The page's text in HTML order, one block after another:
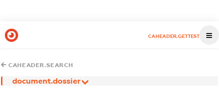
CAHEADER.GETTEST
CAHEADER.SEARCH
document.dossier